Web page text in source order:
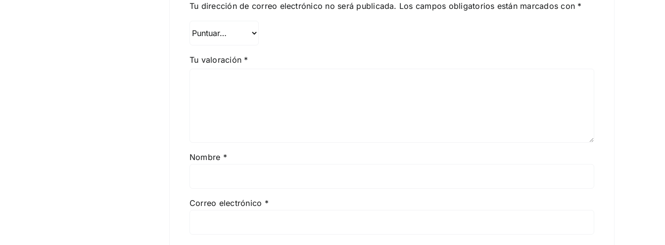
Tu dirección de correo electrónico no será publicada. Los campos obligatorios están marcados con *
Tu valoración *
Nombre *
Correo electrónico *